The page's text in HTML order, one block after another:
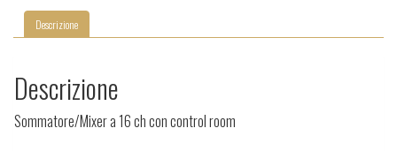
Descrizione
Descrizione
Sommatore/Mixer a 16 ch con control room